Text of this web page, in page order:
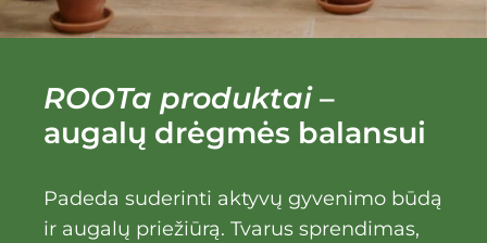
ROOTa produktai–
augalų drėgmės balansui
Padeda suderinti aktyvų gyvenimo būdą
ir augalų priežiūrą. Tvarus sprendimas,